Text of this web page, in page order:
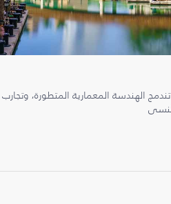
الهندسة المعمارية المتطورة، وتجارب
تُنسى